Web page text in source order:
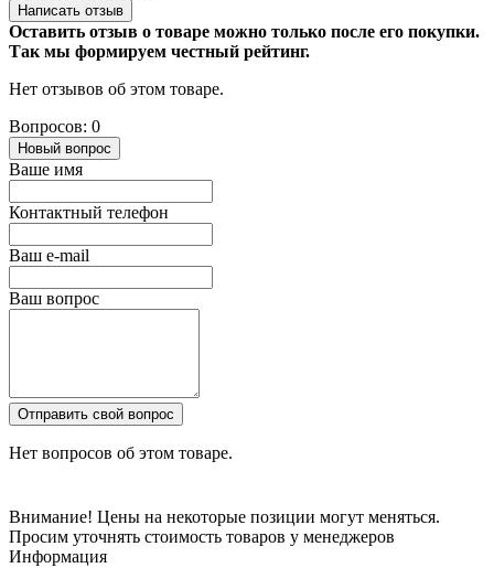
Написать отзыв
Оставить отзыв о товаре можно только после его покупки.
Так мы формируем честный рейтинг.
Нет отзывов об этом товаре.
Вопросов: 0
Новый вопрос
Ваше имя
Контактный телефон
Ваш e-mail
Ваш вопрос
Отправить свой вопрос
Нет вопросов об этом товаре.
Внимание! Цены на некоторые позиции могут меняться.
Просим уточнять стоимость товаров у менеджеров
Информация